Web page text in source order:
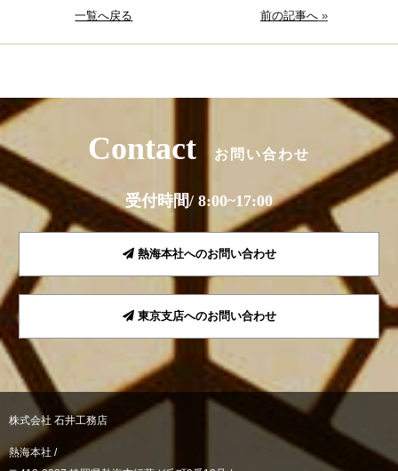
一覧へ戻る 前の記事へ»
Contact お問い合わせ
受付時間/ 8:00~17:00
熱海本社へのお問い合わせ
東京支店へのお問い合わせ
株式会社 石井工務店
熱海本社 /